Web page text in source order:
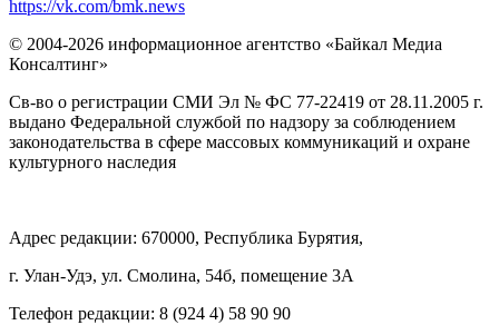
https://vk.com/bmk.news
© 2004-2026 информационное агентство «Байкал Медиа
Консалтинг»
Св-во о регистрации СМИ Эл № ФС 77-22419 от 28.11.2005 г.
выдано Федеральной службой по надзору за соблюдением
законодательства в сфере массовых коммуникаций и охране
культурного наследия
Адрес редакции: 670000, Республика Бурятия,
г. Улан-Удэ, ул. Смолина, 54б, помещение 3А
Телефон редакции: ‎‎8 (924 4) 58 90 90